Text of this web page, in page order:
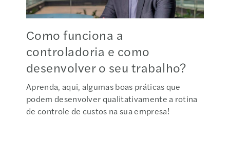
Como funciona a
controladoria e como
desenvolver o seu trabalho?
Aprenda, aqui, algumas boas práticas que
podem desenvolver qualitativamente a rotina
de controle de custos na sua empresa!